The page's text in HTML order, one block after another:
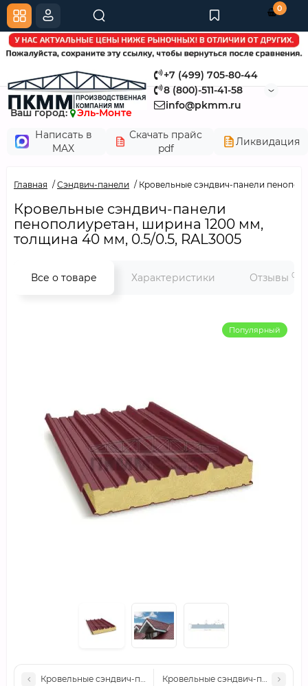
+7 (499) 705-80-44
8 (800)-511-41-58
info@pkmm.ru
Ваш город:
Эль-Монте
Написать в
MAX
Скачать прайс
pdf
Ликвидация
0
Главная Сэндвич-панели Кровельные сэндвич-панели
Кровельные сэндвич-панели
пенополиуретан, ширина 1200 мм,
толщина 40 мм, 0.5/0.5, RAL3005
Все о товаре Характеристики Отзывы 0
Популярный
Кровельные сэндвич-панели пенополиуретан, ширина 1200
Кровельные сэндвич-панели